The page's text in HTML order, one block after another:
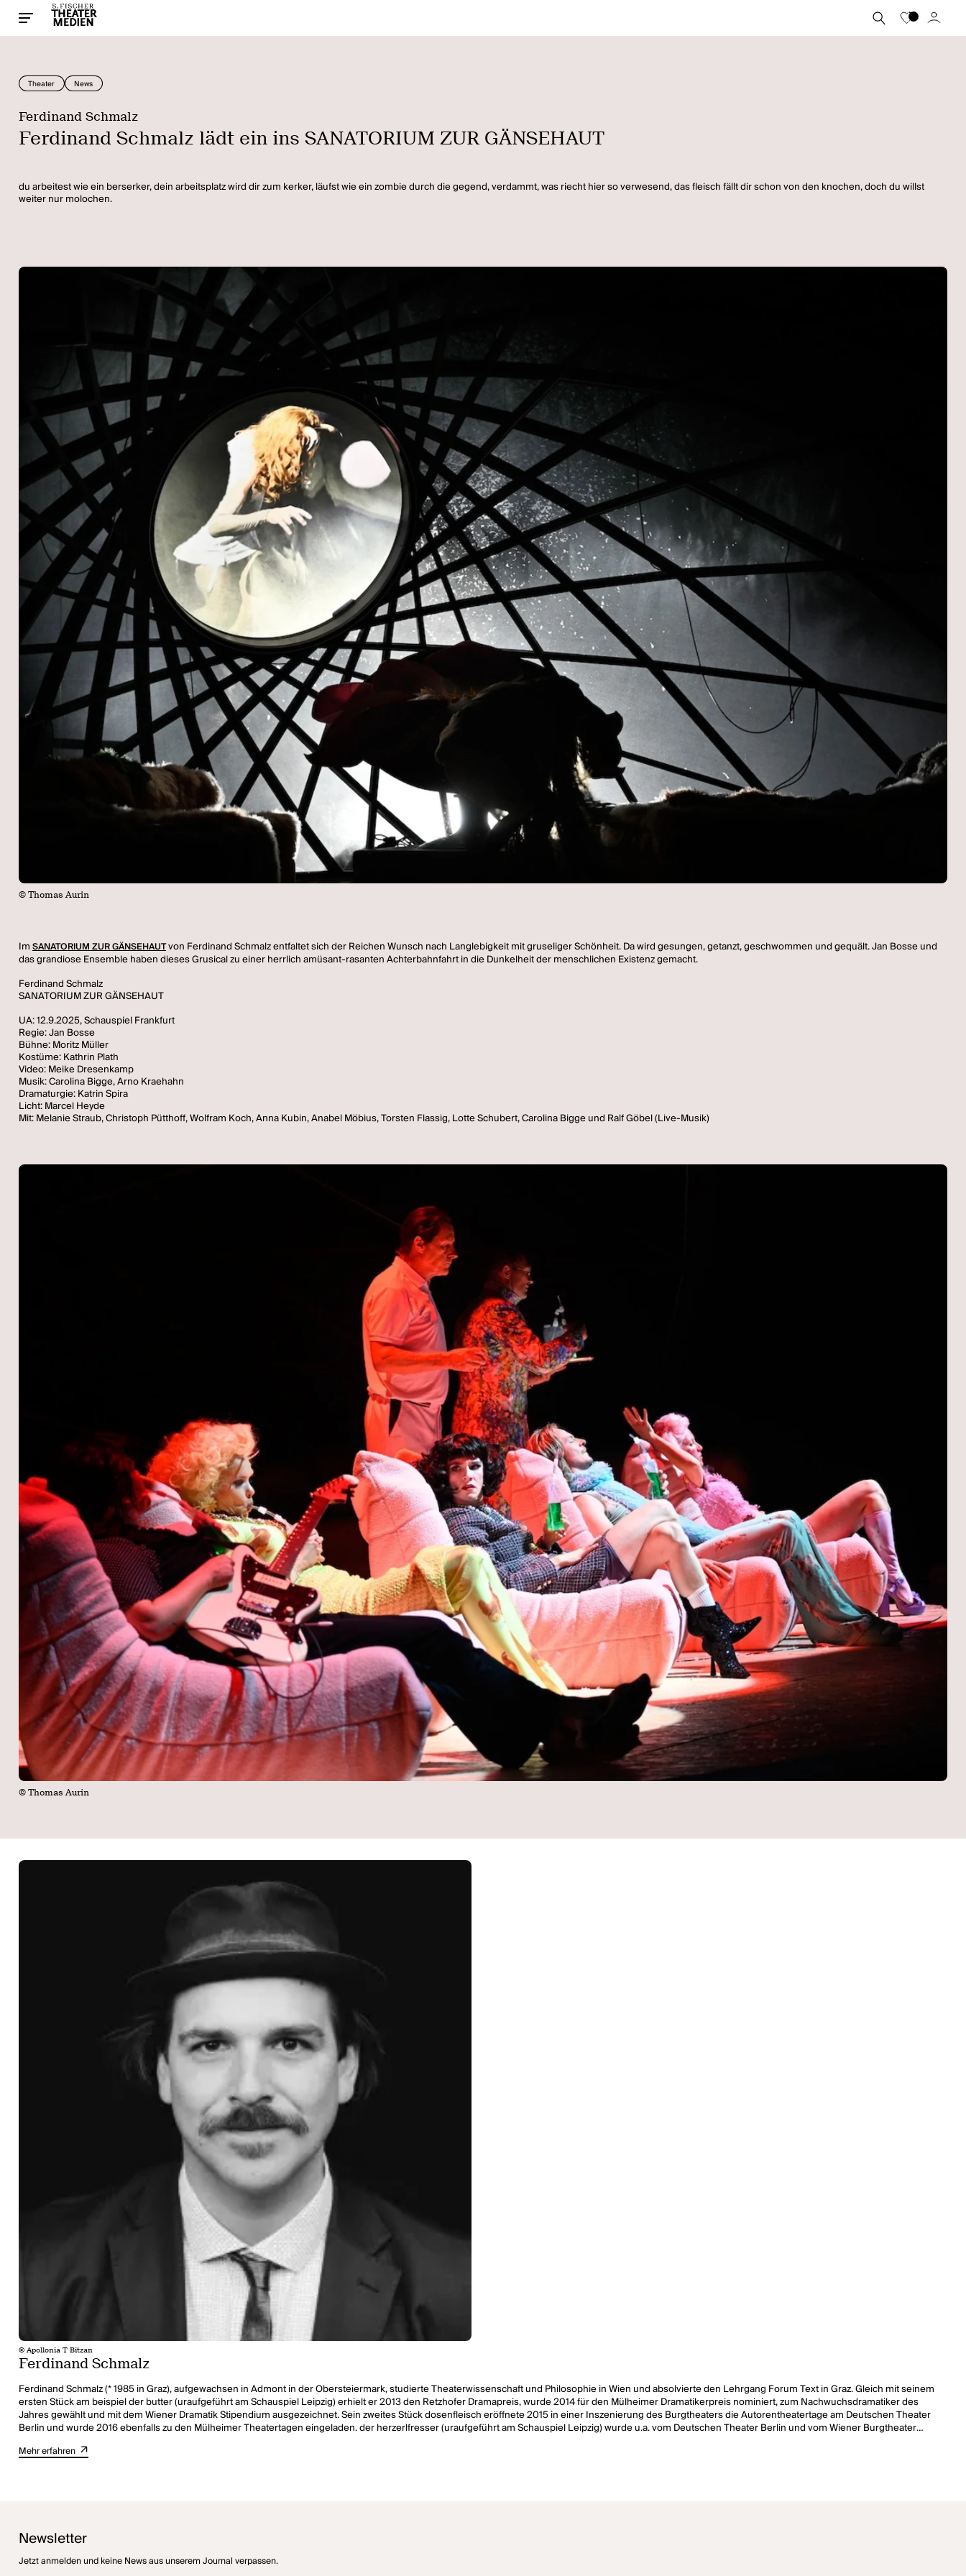
Theater News
Ferdinand Schmalz
Ferdinand Schmalz lädt ein ins SANATORIUM ZUR GÄNSEHAUT
du arbeitest wie ein berserker, dein arbeitsplatz wird dir zum kerker, läufst wie ein zombie durch die gegend, verdammt, was riecht hier so verwesend, das fleisch fällt dir schon von den knochen, doch du willst
weiter nur molochen.
© Thomas Aurin
ImSANATORIUM ZUR GÄNSEHAUTvon Ferdinand Schmalz entfaltet sich der Reichen Wunsch nach Langlebigkeit mit gruseliger Schönheit. Da wird gesungen, getanzt, geschwommen und gequält. Jan Bosse und
das grandiose Ensemble haben dieses Grusical zu einer herrlich amüsant-rasanten Achterbahnfahrt in die Dunkelheit der menschlichen Existenz gemacht.
Ferdinand Schmalz
SANATORIUM ZUR GÄNSEHAUT
UA: 12.9.2025, Schauspiel Frankfurt
Regie: Jan Bosse
Bühne: Moritz Müller
Kostüme: Kathrin Plath
Video: Meike Dresenkamp
Musik: Carolina Bigge, Arno Kraehahn
Dramaturgie: Katrin Spira
Licht: Marcel Heyde
Mit: Melanie Straub, Christoph Pütthoff, Wolfram Koch, Anna Kubin, Anabel Möbius, Torsten Flassig, Lotte Schubert, Carolina Bigge und Ralf Göbel (Live-Musik)
© Thomas Aurin
© Apollonia T Bitzan
Ferdinand Schmalz
Ferdinand Schmalz (* 1985 in Graz), aufgewachsen in Admont in der Obersteiermark, studierte Theaterwissenschaft und Philosophie in Wien und absolvierte den Lehrgang Forum Text in Graz. Gleich mit seinem
ersten Stück am beispiel der butter (uraufgeführt am Schauspiel Leipzig) erhielt er 2013 den Retzhofer Dramapreis, wurde 2014 für den Mülheimer Dramatikerpreis nominiert, zum Nachwuchsdramatiker des
Jahres gewählt und mit dem Wiener Dramatik Stipendium ausgezeichnet. Sein zweites Stück dosenfleisch eröffnete 2015 in einer Inszenierung des Burgtheaters die Autorentheatertage am Deutschen Theater
Berlin und wurde 2016 ebenfalls zu den Mülheimer Theatertagen eingeladen. der herzerlfresser (uraufgeführt am Schauspiel Leipzig) wurde u.a. vom Deutschen Theater Berlin und vom Wiener Burgtheater
wurde ihm außerdem der Kasseler Förderpreis Komische Literatur verliehen. 2018 wird seine Adaption des Jedermann von Hugo von Hofmannsthal mit dem Titel jedermann (stirbt) im Großen Haus des
Mehr erfahren
Newsletter
Jetzt anmelden und keine News aus unserem Journal verpassen.